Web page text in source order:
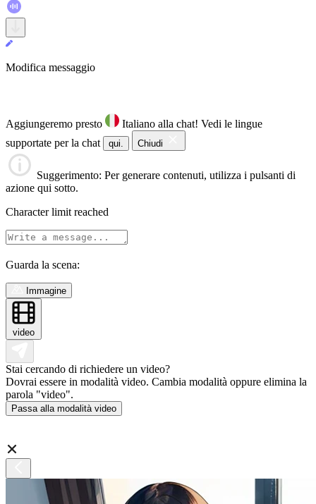
Modifica messaggio
Aggiungeremo presto Italiano alla chat! Vedi le lingue
supportate per la chat
qui. Chiudi
Suggerimento: Per generare contenuti, utilizza i pulsanti di
azione qui sotto.
Character limit reached
Guarda la scena:
Immagine
video
Stai cercando di richiedere un video?
Dovrai essere in modalità video. Cambia modalità oppure elimina la
parola "video".
Passa alla modalità video